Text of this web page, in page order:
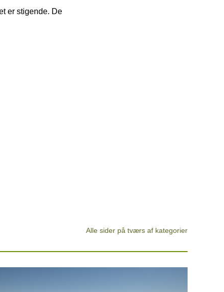
er stigende. De
Alle sider på tværs af kategorier